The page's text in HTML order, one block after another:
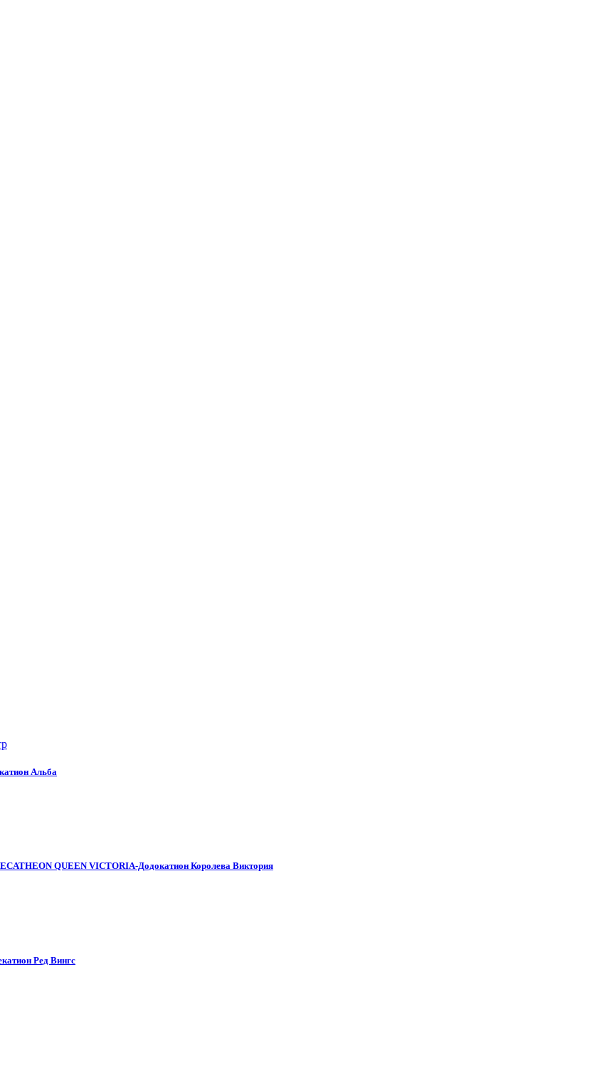
Альба
QUEEN VICTORIA-Додокатион Королева Виктория
Ред Вингс